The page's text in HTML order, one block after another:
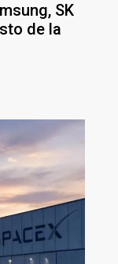
SK
de la